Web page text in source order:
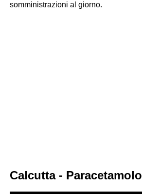
somministrazioni al giorno.
Calcutta - Paracetamolo